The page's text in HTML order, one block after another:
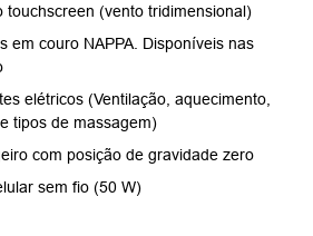
touchscreen (vento tridimensional)
em couro NAPPA. Disponíveis nas
elétricos (Ventilação, aquecimento,
tipos de massagem)
com posição de gravidade zero
sem fio (50 W)